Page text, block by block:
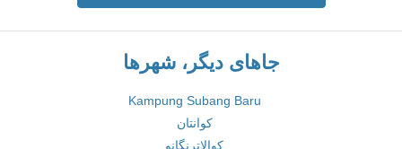
جاهای دیگر، شهرها
Kampung Subang Baru
کوانتان
کوالاترنگانو